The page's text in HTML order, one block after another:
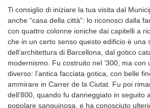
Ti consiglio di iniziare la tua visita dal
anche “casa della città”: lo riconosci dalla
con quattro colonne ioniche dai capitelli a
che in un certo senso questo edificio è una
dell’architettura di Barcellona, dal gotico
modernismo. Fu costruito nel ’300, ma con
diverso: l’antica facciata gotica, con belle
ammirare in Carrer de la Ciutat. Fu poi
dell’800, quando fu danneggiato in seguito
popolare sanguinosa, e ha conosciuto